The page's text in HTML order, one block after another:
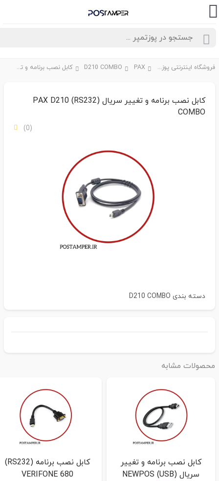
فروشگاه اینترنتی پوزتمپر PAX
D210 COMBO کابل نصب برنامه و تغییر سریال (RS232) PAX D210 COMBO
کابل نصب برنامه و تغییر سریال (RS232) PAX D210
COMBO
دسته بندیD210 COMBO
مشابه
کابل نصب برنامه و تغییر
سریال (USB) NEWPOS
کابل نصب برنامه (RS232)
VERIFONE 680